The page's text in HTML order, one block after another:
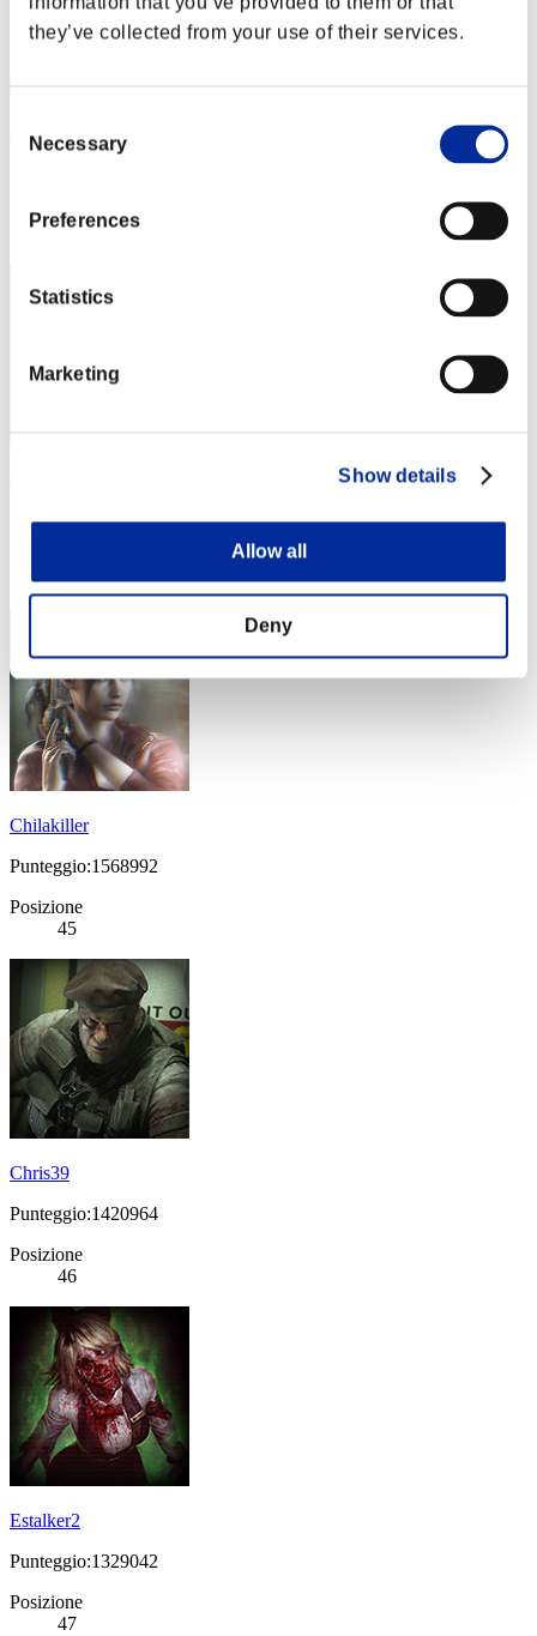
they’ve collected from your use of their services.
Selection
Necessary
Preferences
Statistics
Marketing
Show details
Allow all
Deny
Posizione
42
Posizione
43
Punteggio:1580325
44
Chilakiller
Punteggio:1568992
Posizione
45
Chris39
Punteggio:1420964
Posizione
46
Estalker2
Punteggio:1329042
Posizione
47